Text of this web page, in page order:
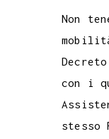
Non
con i
stesso